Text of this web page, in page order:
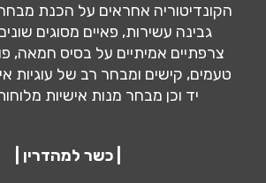
הקונדיטוריה אחראים על הכנת
גבינה עשירות, פאיים מסוגים
צרפתיים אמיתיים על בסיס חמאה,
טעמים, קישים ומבחר רב של עוגיות
יד וכן מבחר מנות אישיות
| כשר למהדרין |